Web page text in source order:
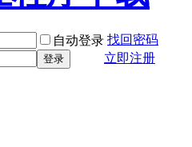
自动登录 找回密码
登录
立即注册